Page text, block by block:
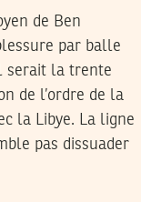
de Ben
par balle
serait la trente
de l’ordre de la
la Libye. La ligne
pas dissuader